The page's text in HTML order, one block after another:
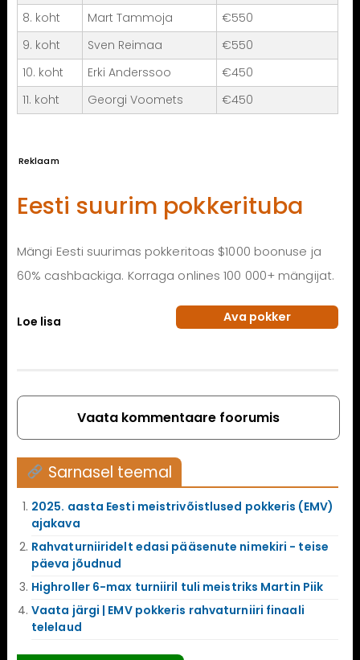
8. koht
Mart Tammoja
€550
9. koht
Sven Reimaa
€550
10. koht
Erki Anderssoo
€450
11. koht
Georgi Voomets €450
Reklaam
Eesti suurim pokkerituba
Mängi Eesti suurimas pokkeritoas $1000 boonuse ja
60% cashbackiga. Korraga onlines 100 000+ mängijat.
Loe lisa Ava pokker
Vaata kommentaare foorumis
Sarnasel teemal
2025. aasta Eesti meistrivõistlused pokkeris (EMV)
ajakava
Rahvaturniiridelt edasi pääsenute nimekiri - teise
päeva jõudnud
Highroller 6-max turniiril tuli meistriks Martin Piik
Vaata järgi | EMV pokkeris rahvaturniiri finaali
telelaud